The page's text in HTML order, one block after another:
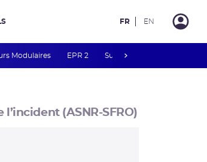
Modulaires EPR 2 Surveillance des PFAS
FR EN
(ASNR-SFRO)